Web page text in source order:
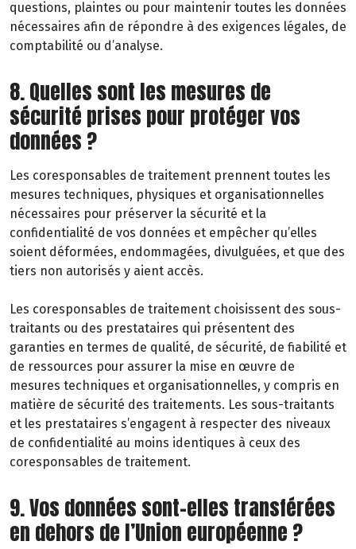
questions, plaintes ou pour maintenir toutes les données
nécessaires afin de répondre à des exigences légales, de
comptabilité ou d’analyse.
8. Quelles sont les mesures de
sécurité prises pour protéger vos
données ?
Les coresponsables de traitement prennent toutes les
mesures techniques, physiques et organisationnelles
nécessaires pour préserver la sécurité et la
confidentialité de vos données et empêcher qu’elles
soient déformées, endommagées, divulguées, et que des
tiers non autorisés y aient accès.
Les coresponsables de traitement choisissent des sous-
traitants ou des prestataires qui présentent des
garanties en termes de qualité, de sécurité, de fiabilité et
de ressources pour assurer la mise en œuvre de
mesures techniques et organisationnelles, y compris en
matière de sécurité des traitements. Les sous-traitants
et les prestataires s’engagent à respecter des niveaux
de confidentialité au moins identiques à ceux des
coresponsables de traitement.
9. Vos données sont-elles transférées
en dehors de l’Union européenne ?